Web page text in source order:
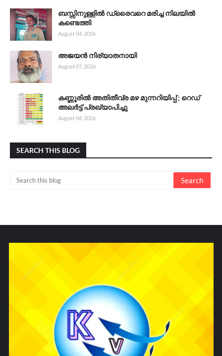
ബസ്സിനുള്ളിൽ ഡ്രൈവറെ മരിച്ച നിലയിൽ
കണ്ടെത്തി
August 04, 2026
അജയൻ നിര്യാതനായി
August 07, 2026
കണ്ണൂരിൽ അതിതീവ്ര മഴ മുന്നറിയിപ്പ് ; റെഡ്
അലർട്ട് പ്രഖ്യാപിച്ചു
August 04, 2026
SEARCH THIS BLOG